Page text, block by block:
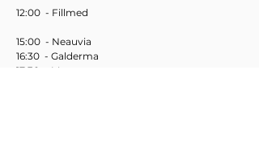
12:00 - Fillmed
15:00 - Neauvia
16:30 - Galderma
17:30 - Merz